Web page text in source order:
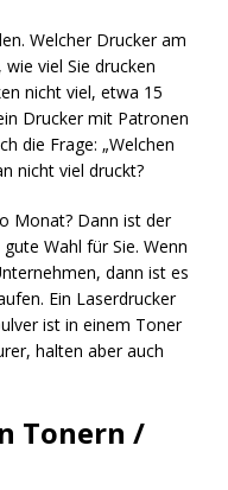
Welcher Drucker am
viel Sie drucken
nicht viel, etwa 15
Drucker mit Patronen
die Frage: „Welchen
nicht viel druckt?
Monat? Dann ist der
Wahl für Sie. Wenn
dann ist es
Ein Laserdrucker
ist in einem Toner
halten aber auch
Tonern /